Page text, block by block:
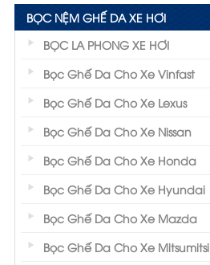
BỌC NỆM GHẾ DA XE HƠI
BỌC LA PHONG XE HƠI
Bọc Ghế Da Cho Xe Vinfast
Bọc Ghế Da Cho Xe Lexus
Bọc Ghế Da Cho Xe Nissan
Bọc Ghế Da Cho Xe Honda
Bọc Ghế Da Cho Xe Hyundai
Bọc Ghế Da Cho Xe Mazda
Bọc Ghế Da Cho Xe Mitsumitsi